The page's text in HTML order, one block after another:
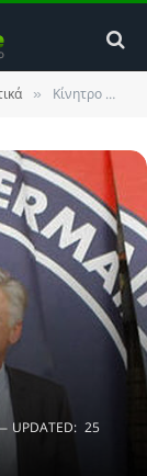
» Κίνητρο και γκολ
UPDATED: 25